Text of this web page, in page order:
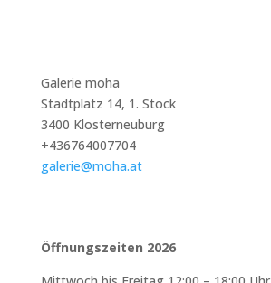
Galerie moha
Stadtplatz 14, 1. Stock
3400 Klosterneuburg
+436764007704
galerie@moha.at
Öffnungszeiten 2026